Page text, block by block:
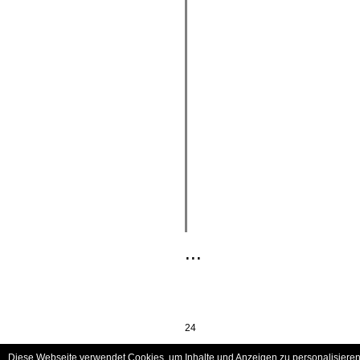
...
24
Diese Webseite verwendet Cookies, um Inhalte und Anzeigen zu